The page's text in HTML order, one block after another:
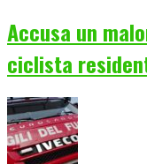
Accusa un
ciclista